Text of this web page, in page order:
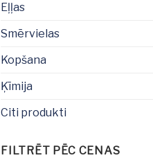
Eļļas
Smērvielas
Kopšana
Ķīmija
Citi produkti
FILTRĒT PĒC CENAS